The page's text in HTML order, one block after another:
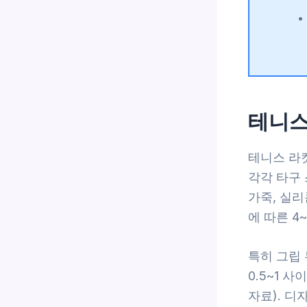
테니
테니스 라
각각 타구
가죽, 실
에 따른
특히 그립
0.5~1 사
자료). 디